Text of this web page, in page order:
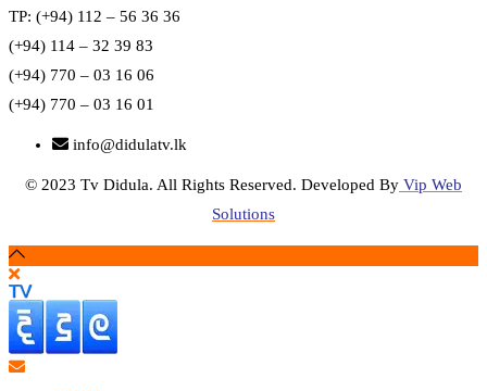
TP: (+94) 112 – 56 36 36
(+94) 114 – 32 39 83
(+94) 770 – 03 16 06
(+94) 770 – 03 16 01
info@didulatv.lk
© 2023 Tv Didula. All Rights Reserved. Developed By Vip Web
Solutions